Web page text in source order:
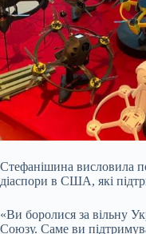
Стефанішина висловила
діаспори в США, які
«Ви боролися за вільну
Союзу. Саме ви